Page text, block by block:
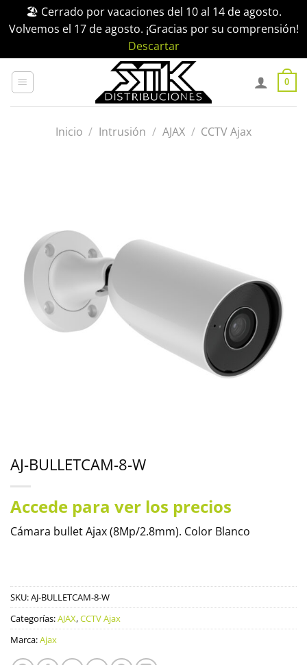
🏖️ Cerrado por vacaciones del 10 al 14 de agosto.
Volvemos el 17 de agosto. ¡Gracias por su comprensión!
Descartar
0
Inicio / Intrusión / AJAX / CCTV Ajax
AJ-BULLETCAM-8-W
Accede para ver los precios
Cámara bullet Ajax (8Mp/2.8mm). Color Blanco
SKU:AJ-BULLETCAM-8-W
Categorías:AJAX,CCTV Ajax
Marca:Ajax